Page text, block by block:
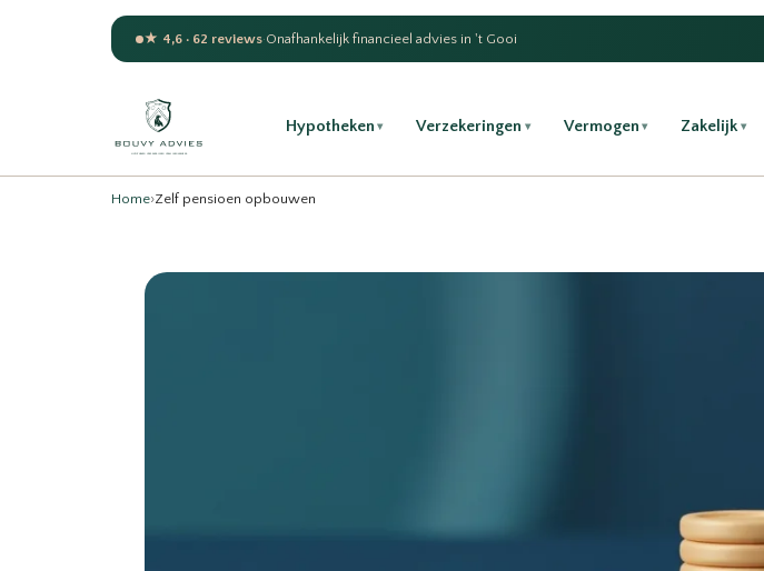
★ 4,6 · 62 reviews·Onafhankelijk financieel advies in 't Gooi
Hypotheken ▾ Verzekeringen ▾ Vermogen ▾ Zakelijk ▾
Home›Zelf pensioen opbouwen